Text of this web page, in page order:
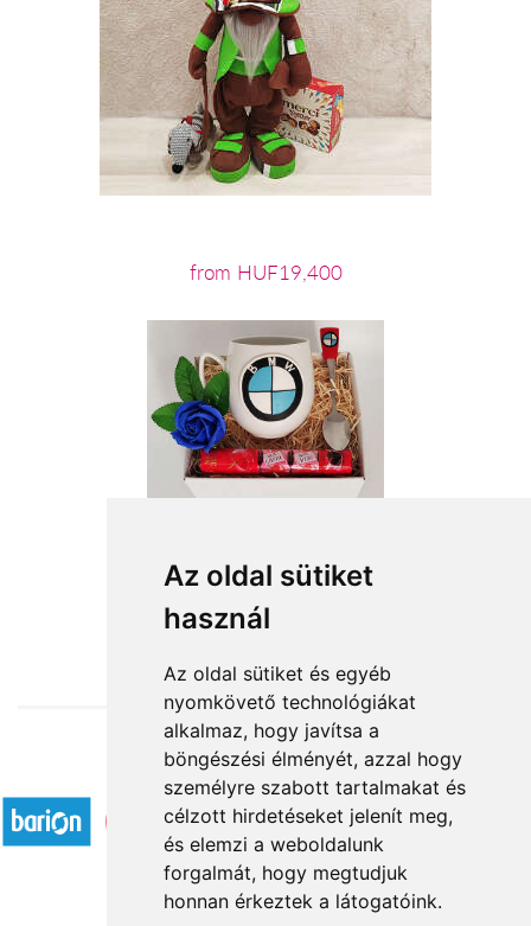
Az oldal sütiket
használ
Az oldal sütiket és egyéb
nyomkövető technológiákat
alkalmaz, hogy javítsa a
böngészési élményét, azzal hogy
személyre szabott tartalmakat és
célzott hirdetéseket jelenít meg,
és elemzi a weboldalunk
forgalmát, hogy megtudjuk
honnan érkeztek a látogatóink.
from HUF19,400
from HUF11,800
Accepted payment methods